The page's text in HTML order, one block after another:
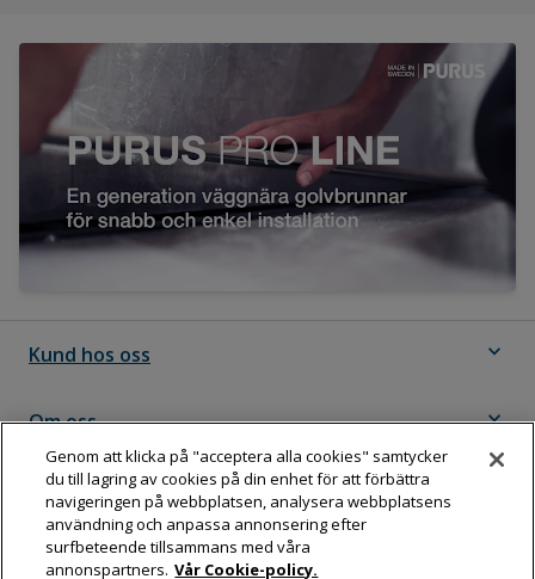
Kund hos oss expand_more
Om oss expand_more
Följ Dahl
Genom att klicka på "acceptera alla cookies" samtycker
du till lagring av cookies på din enhet för att förbättra
navigeringen på webbplatsen, analysera webbplatsens
användning och anpassa annonsering efter
surfbeteende tillsammans med våra
annonspartners. Vår Cookie-policy.